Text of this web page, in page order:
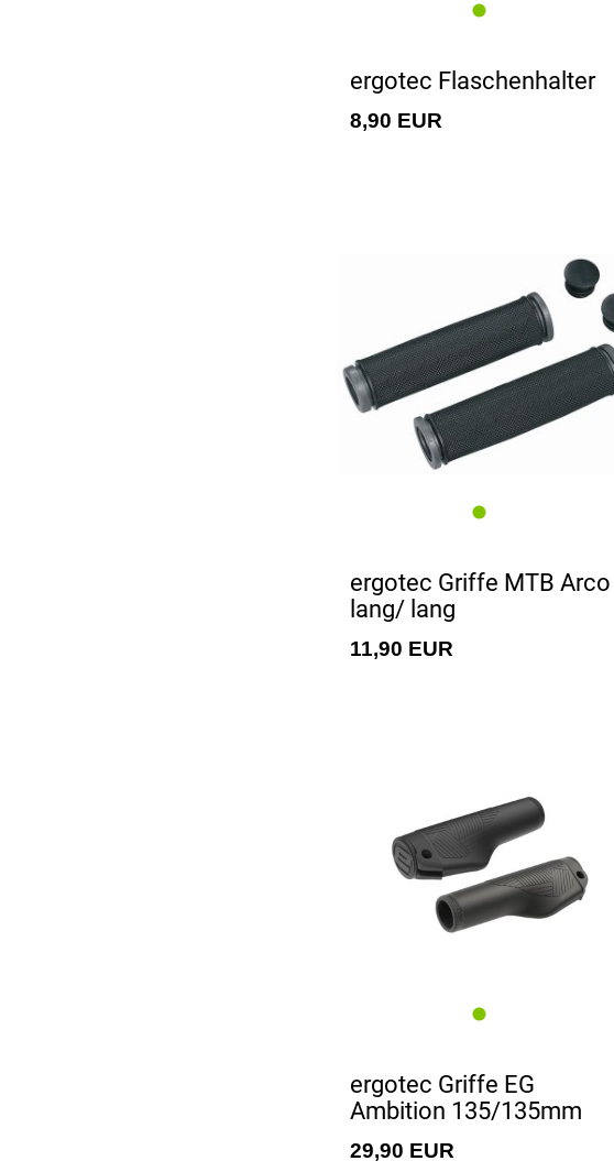
ergotec Flaschenhalter
8,90 EUR
ergotec Griffe MTB Arco
lang/ lang
11,90 EUR
ergotec Griffe EG
Ambition 135/135mm
29,90 EUR